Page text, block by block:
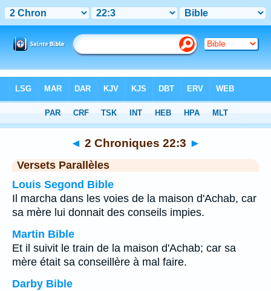
>Chapitre 22 > Verset 3
◄ 2 Chroniques 22:3 ►
Versets Parallèles
Louis Segond Bible
Il marcha dans les voies de la maison d'Achab, car
sa mère lui donnait des conseils impies.
Martin Bible
Et il suivit le train de la maison d'Achab; car sa
mère était sa conseillère à mal faire.
Darby Bible